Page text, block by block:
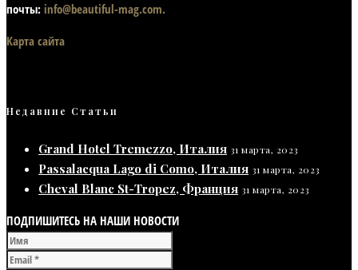
почты: info@beautiful-mag.com.
Карта сайта
Недавние Статьи
Grand Hotel Tremezzo, Италия 31 марта, 2023
Passalacqua Lago di Como, Италия 31 марта, 2023
Cheval Blanc St-Tropez, Франция 31 марта, 2023
ПОДПИШИТЕСЬ НА НАШИ НОВОСТИ